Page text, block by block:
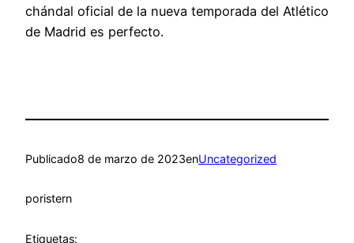
chándal oficial de la nueva temporada del Atlético
de Madrid es perfecto.
Publicado8 de marzo de 2023enUncategorized
poristern
Etiquetas: